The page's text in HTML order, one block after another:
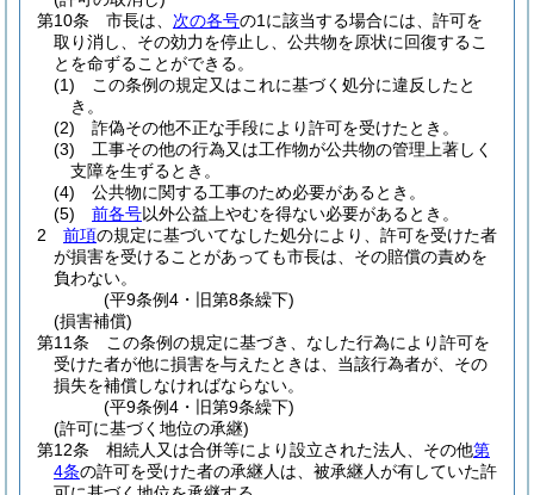
第10条
市長は、 次の各号の1に該当する場合には、許可を
取り消し、その効力を停止し、公共物を原状に回復するこ
とを命ずることができる。
(1)
この条例の規定又はこれに基づく処分に違反したと
き。
(2)
詐偽その他不正な手段により許可を受けたとき。
(3)
工事その他の行為又は工作物が公共物の管理上著しく
支障を生ずるとき。
(4)
公共物に関する工事のため必要があるとき。
(5)
前各号以外公益上やむを得ない必要があるとき。
2
前項の規定に基づいてなした処分により、許可を受けた者
が損害を受けることがあっても市長は、その賠償の責めを
負わない。
(平9条例4・旧第8条繰下)
(損害補償)
第11条
この条例の規定に基づき、なした行為により許可を
受けた者が他に損害を与えたときは、当該行為者が、その
損失を補償しなければならない。
(平9条例4・旧第9条繰下)
(許可に基づく地位の承継)
第12条
相続人又は合併等により設立された法人、その他第
4条の許可を受けた者の承継人は、被承継人が有していた許